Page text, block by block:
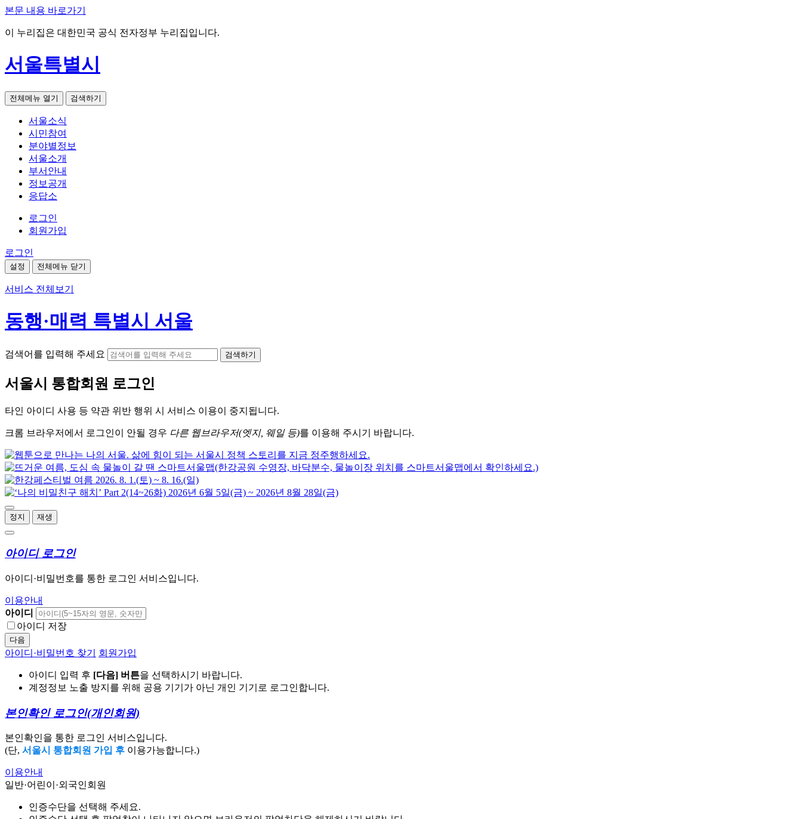
본문 내용 바로가기
이 누리집은 대한민국 공식 전자정부 누리집입니다.
서울특별시
전체메뉴 열기 검색하기
서울소식
시민참여
분야별정보
서울소개
부서안내
정보공개
응답소
로그인
회원가입
로그인
설정 전체메뉴 닫기
서비스 전체보기
동행·매력 특별시 서울
검색어를 입력해 주세요 검색하기
서울시 통합회원 로그인
타인 아이디 사용 등 약관 위반 행위 시 서비스 이용이 중지됩니다.
크롬 브라우저에서 로그인이 안될 경우 다른 웹브라우저(엣지, 웨일 등)를 이용해 주시기 바랍니다.
정지 재생
아이디 로그인
아이디·비밀번호를 통한 로그인 서비스입니다.
이용안내
아이디
아이디 저장
다음
아이디·비밀번호 찾기 회원가입
아이디 입력 후 [다음] 버튼을 선택하시기 바랍니다.
계정정보 노출 방지를 위해 공용 기기가 아닌 개인 기기로 로그인합니다.
본인확인 로그인(개인회원)
본인확인을 통한 로그인 서비스입니다.
(단, 서울시 통합회원 가입 후 이용가능합니다.)
이용안내
일반·어린이·외국인회원
인증수단을 선택해 주세요.